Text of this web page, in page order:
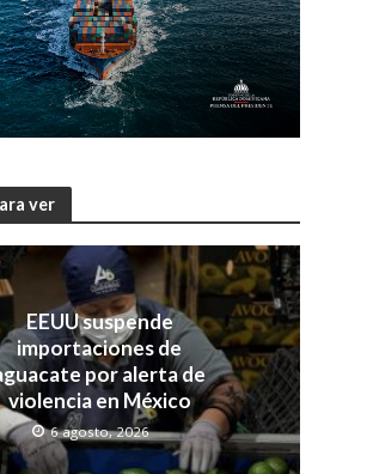
ver
EEUU suspende
importaciones de
por alerta de
violencia en México
6 agosto, 2026